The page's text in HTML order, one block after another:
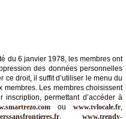
du 6 janvier 1978, les membres ont
des données personnelles
ce droit, il suffit d’utiliser le menu du
membres. Les membres choisissent
permettant d’accéder à
ouwww.tvlocale.fr
, www.trendy-